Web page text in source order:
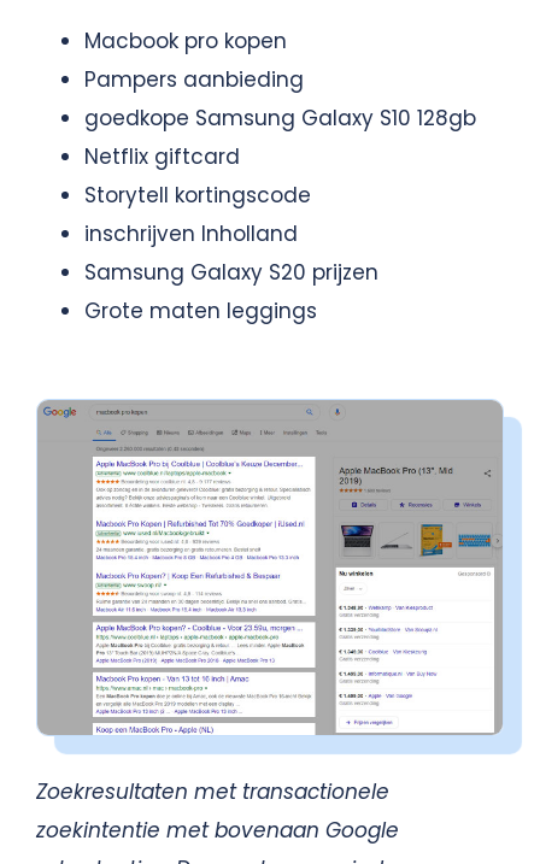
Zoekresultaten met transactionele
zoekintentie met bovenaan Google
Macbook pro kopen
Pampers aanbieding
goedkope Samsung Galaxy S10 128gb
Netflix giftcard
Storytell kortingscode
inschrijven Inholland
Samsung Galaxy S20 prijzen
Grote maten leggings